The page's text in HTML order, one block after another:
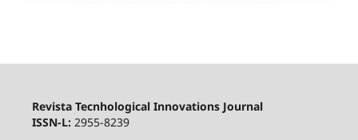
Revista Tecnhological Innovations Journal
ISSN-L: 2955-8239